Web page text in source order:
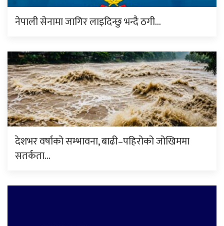
नेपाली सेनामा जागिर लाइदिन्छु भन्दै ठगी…
देशभर वर्षाको सम्भावना, बाढी–पहिरोको जोखिममा
सतर्कता…